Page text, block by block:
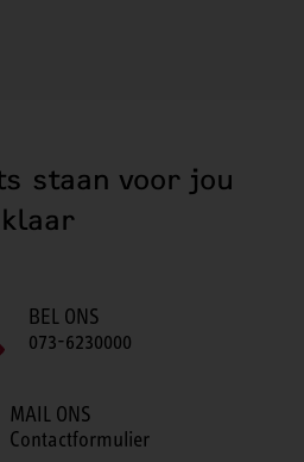
staan voor jou
klaar
BEL ONS
073-6230000
MAIL ONS
Contactformulier